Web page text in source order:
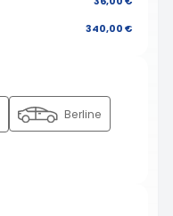
340,00 €
Berline